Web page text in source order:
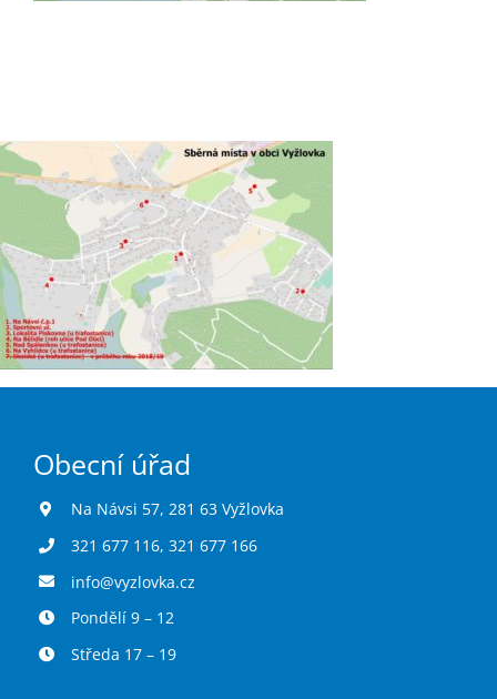
Kontakty
Obecní úřad
Na Návsi 57, 281 63 Vyžlovka
321 677 116, 321 677 166
info@vyzlovka.cz
Pondělí 9 – 12
Středa 17 – 19